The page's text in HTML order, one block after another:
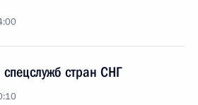
стран СНГ